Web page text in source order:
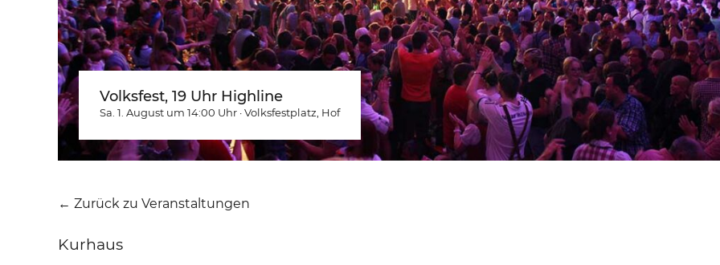
Volksfest, 19 Uhr Highline
Sa. 1. August um 14:00 Uhr ·Volksfestplatz , Hof
← Zurück zu Veranstaltungen
Kurhaus